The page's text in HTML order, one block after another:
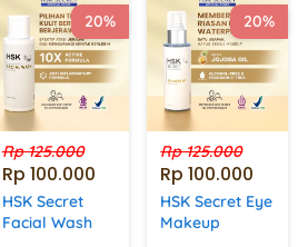
Rp 125.000
Rp 100.000
HSK Secret
Facial Wash
20%
Rp 125.000
Rp 100.000
HSK Secret Eye
Makeup
20%